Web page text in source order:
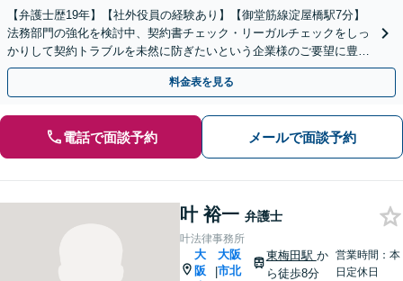
【弁護士歴19年】【社外役員の経験あり】【御堂筋線淀屋橋駅7分】
法務部門の強化を検討中、契約書チェック・リーガルチェックをしっ
かりして契約トラブルを未然に防ぎたいという企業様のご要望に豊富
な経験と実績でご対応いたします
料金表を見る
電話で面談予約 メールで面談予約
叶 裕一 弁護士
叶法律事務所
大
阪
|
大阪
市北
東梅田駅 か
ら徒歩8分
営業時間：本
日定休日